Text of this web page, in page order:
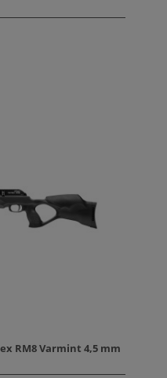
RM8 Varmint 4,5 mm